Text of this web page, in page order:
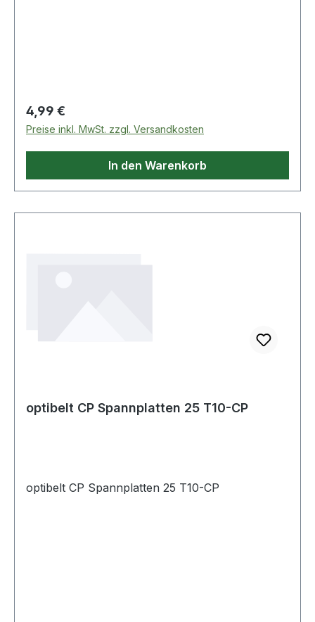
Regulärer Preis:
4,99 €
Preise inkl. MwSt. zzgl. Versandkosten
In den Warenkorb
optibelt CP Spannplatten 25 T10-CP
optibelt CP Spannplatten 25 T10-CP